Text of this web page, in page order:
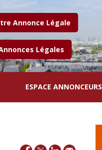
Annonce Légale
Légales
ESPACE ANNONCEURS